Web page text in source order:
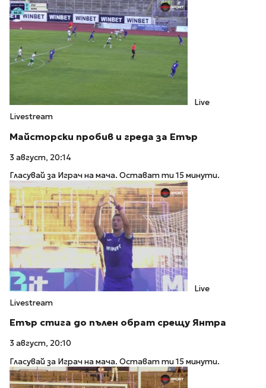
Live
Livestream
Майсторски пробив и греда за Етър
3 август, 20:14
Гласувай за Играч на мача. Остават ти 15 минути.
Live
Livestream
Етър стига до пълен обрат срещу Янтра
3 август, 20:10
Гласувай за Играч на мача. Остават ти 15 минути.